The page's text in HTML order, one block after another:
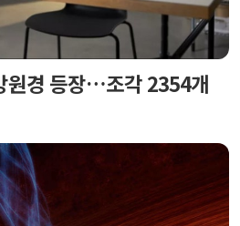
원경 등장…조각 2354개